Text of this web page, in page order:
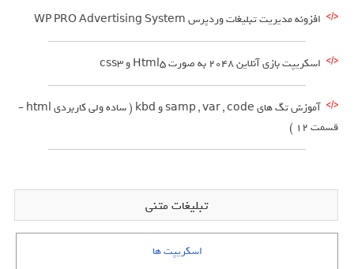
افزونه مدیریت تبلیغات وردپرس WP PRO Advertising System
اسکریپت بازی آنلاین 2048 به صورت Html5 و css3
آموزش تگ های samp , var , code و kbd ( ساده ولی کاربردی html –
قسمت 12 )
تبلیغات متنی
اسکریپت ها